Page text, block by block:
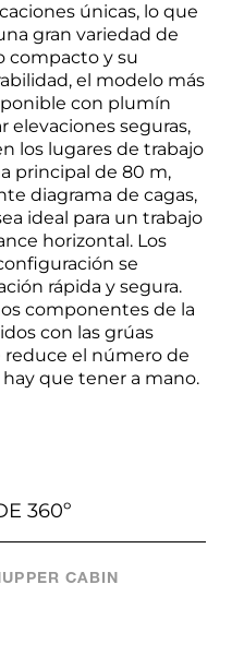
únicas, lo que
gran variedad de
compacto y su
el modelo más
con plumín
elevaciones seguras,
los lugares de trabajo
principal de 80 m,
diagrama de cagas,
ideal para un trabajo
horizontal. Los
se
rápida y segura.
componentes de la
con las grúas
reduce el número de
que tener a mano.
360º
UPPER CABIN